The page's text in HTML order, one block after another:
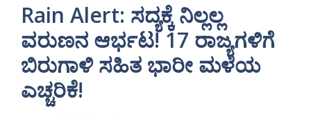
Rain Alert: ಸದ್ಯಕ್ಕೆ ನಿಲ್ಲಲ್ಲ
ವರುಣನ ಆರ್ಭಟ! 17 ರಾಜ್ಯಗಳಿಗೆ
ಬಿರುಗಾಳಿ ಸಹಿತ ಭಾರೀ ಮಳೆಯ
ಎಚ್ಚರಿಕೆ!